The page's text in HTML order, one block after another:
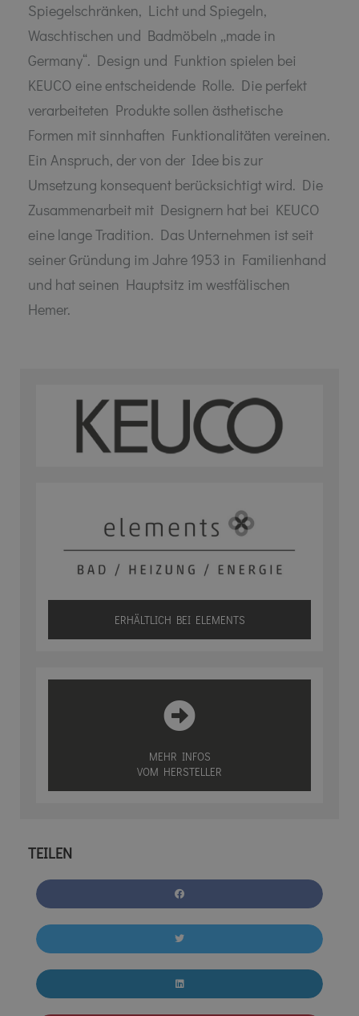
Spiegelschränken, Licht und Spiegeln,
Waschtischen und Badmöbeln „made in
Germany“. Design und Funktion spielen bei
KEUCO eine entscheidende Rolle. Die perfekt
verarbeiteten Produkte sollen ästhetische
Formen mit sinnhaften Funktionalitäten vereinen.
Ein Anspruch, der von der Idee bis zur
Umsetzung konsequent berücksichtigt wird. Die
Zusammenarbeit mit Designern hat bei KEUCO
eine lange Tradition. Das Unternehmen ist seit
seiner Gründung im Jahre 1953 in Familienhand
und hat seinen Hauptsitz im westfälischen
Hemer.
ERHÄLTLICH BEI ELEMENTS
MEHR INFOS
VOM HERSTELLER
TEILEN